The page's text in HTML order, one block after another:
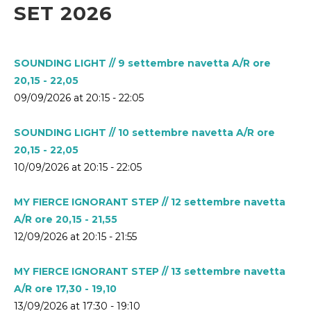
SET 2026
SOUNDING LIGHT // 9 settembre navetta A/R ore
20,15 - 22,05
09/09/2026 at 20:15 - 22:05
SOUNDING LIGHT // 10 settembre navetta A/R ore
20,15 - 22,05
10/09/2026 at 20:15 - 22:05
MY FIERCE IGNORANT STEP // 12 settembre navetta
A/R ore 20,15 - 21,55
12/09/2026 at 20:15 - 21:55
MY FIERCE IGNORANT STEP // 13 settembre navetta
A/R ore 17,30 - 19,10
13/09/2026 at 17:30 - 19:10